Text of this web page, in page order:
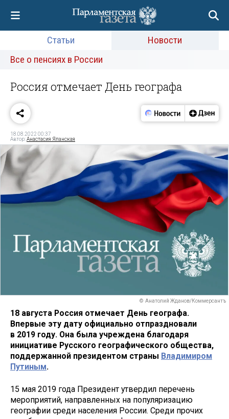
Статьи
Новости
Все о пенсиях в России
Россия отмечает День географа
18.08.2022 00:37
Автор:Анастасия Яланская
© Анатолий Жданов/Коммерсантъ
18 августа Россия отмечает День географа.
Впервые эту дату официально отпраздновали
в 2019 году. Она была учреждена благодаря
инициативе Русского географического общества,
поддержанной президентом страны Владимиром
Путиным.
15 мая 2019 года Президент утвердил перечень
мероприятий, направленных на популяризацию
географии среди населения России. Среди прочих